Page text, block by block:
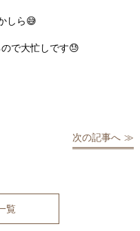
しら😅
で大忙しです😓
次の記事へ
覧